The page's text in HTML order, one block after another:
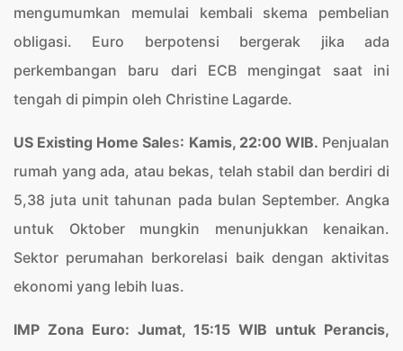
mengumumkan memulai kembali skema pembelian
obligasi. Euro berpotensi bergerak jika ada
perkembangan baru dari ECB mengingat saat ini
tengah di pimpin oleh Christine Lagarde.
US Existing Home Sales: Kamis, 22:00 WIB. Penjualan
rumah yang ada, atau bekas, telah stabil dan berdiri di
5,38 juta unit tahunan pada bulan September. Angka
untuk Oktober mungkin menunjukkan kenaikan.
Sektor perumahan berkorelasi baik dengan aktivitas
ekonomi yang lebih luas.
IMP Zona Euro: Jumat, 15:15 WIB untuk Perancis,